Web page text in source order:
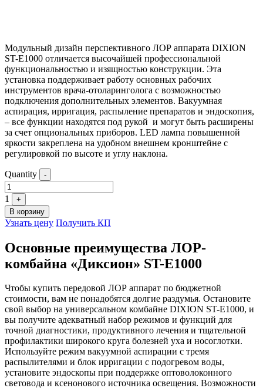
Модульный дизайн перспективного ЛОР аппарата DIXION
ST-E1000 отличается высочайшей профессиональной
функциональностью и изящностью конструкции. Эта
установка поддерживает работу основных рабочих
инструментов врача-отоларинголога с возможностью
подключения дополнительных элементов. Вакуумная
аспирация, ирригация, распыление препаратов и эндоскопия,
– все функции находятся под рукой и могут быть расширены
за счет опциональных приборов. LED лампа повышенной
яркости закреплена на удобном внешнем кронштейне с
регулировкой по высоте и углу наклона.
Quantity -
1
+
В корзину
Узнать цену Получить КП
Основные преимущества ЛОР-
комбайна «Диксион» ST-E1000
Чтобы купить передовой ЛОР аппарат по бюджетной
стоимости, вам не понадобятся долгие раздумья. Остановите
свой выбор на универсальном комбайне DIXION ST-E1000, и
вы получите адекватный набор режимов и функций для
точной диагностики, продуктивного лечения и тщательной
профилактики широкого круга болезней уха и носоглотки.
Используйте режим вакуумной аспирации с тремя
распылителями и блок ирригации с подогревом воды,
установите эндоскопы при поддержке оптоволоконного
световода и ксенонового источника освещения. Возможности